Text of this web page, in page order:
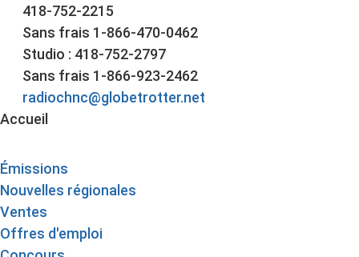
418-752-2215
Sans frais 1-866-470-0462
Studio : 418-752-2797
Sans frais 1-866-923-2462
radiochnc@globetrotter.net
Accueil
Émissions
Nouvelles régionales
Ventes
Offres d'emploi